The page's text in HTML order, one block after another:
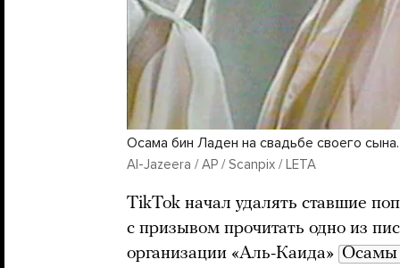
Осама бин Ладен на свадьбе своего
Al-Jazeera / AP / Scanpix / LETA
TikTok начал удалять ставшие
с призывом прочитать одно из
организации «Аль-Каида» Осамы